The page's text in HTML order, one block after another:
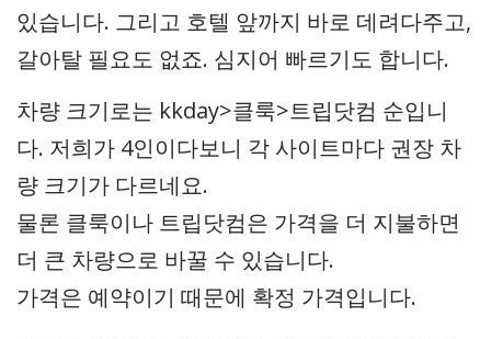
있습니다. 그리고 호텔 앞까지 바로 데려다주고,
갈아탈 필요도 없죠. 심지어 빠르기도 합니다.
차량 크기로는 kkday>클룩>트립닷컴 순입니
다. 저희가 4인이다보니 각 사이트마다 권장 차
량 크기가 다르네요.
물론 클룩이나 트립닷컴은 가격을 더 지불하면
더 큰 차량으로 바꿀 수 있습니다.
가격은 예약이기 때문에 확정 가격입니다.